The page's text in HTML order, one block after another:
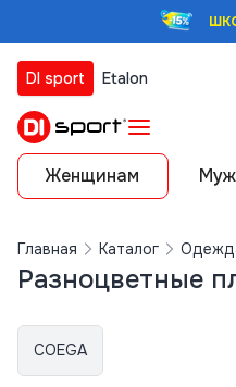
DI sport Etalon
Женщинам
Главная Каталог
Разноцветные
COEGA